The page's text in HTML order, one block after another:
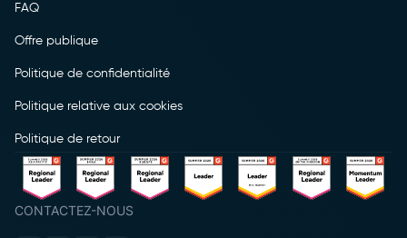
FAQ
Offre publique
Politique de confidentialité
Politique relative aux cookies
Politique de retour
CONTACTEZ-NOUS